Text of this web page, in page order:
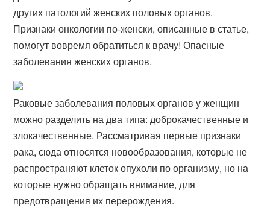
других патологий женских половых органов.
Признаки онкологии по-женски, описанные в статье,
помогут вовремя обратиться к врачу! Опасные
заболевания женских органов.
Раковые заболевания половых органов у женщин
можно разделить на два типа: доброкачественные и
злокачественные. Рассматривая первые признаки
рака, сюда относятся новообразования, которые не
распространяют клеток опухоли по организму, но на
которые нужно обращать внимание, для
предотвращения их перерождения.